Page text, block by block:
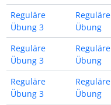
Reguläre
Übung 3
Reguläre
Übung
Reguläre
Übung 3
Reguläre
Übung
Reguläre
Übung 3
Reguläre
Übung